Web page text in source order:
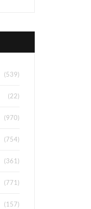
(539)
(22)
(970)
(754)
(361)
(771)
(157)